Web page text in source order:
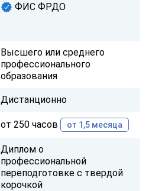
ФИС ФРДО
Высшего или среднего
профессионального
образования
Дистанционно
от 250 часов от 1,5 месяца
Диплом о
профессиональной
переподготовке с твердой
корочкой